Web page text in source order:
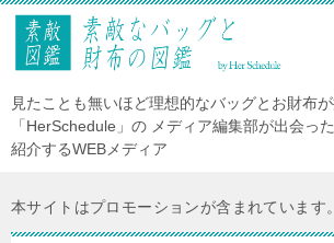
見たことも無いほど理想的なバッグとお財布
「HerSchedule」の メディア編集部が出会っ
紹介するWEBメディア
本サイトはプロモーションが含まれています。